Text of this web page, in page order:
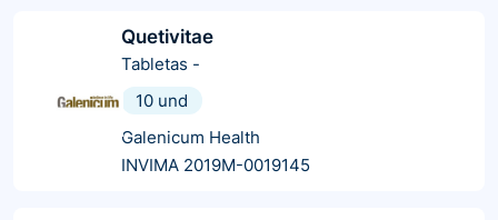
Quetivitae
Tabletas -
10 und
Galenicum Health
INVIMA 2019M-0019145